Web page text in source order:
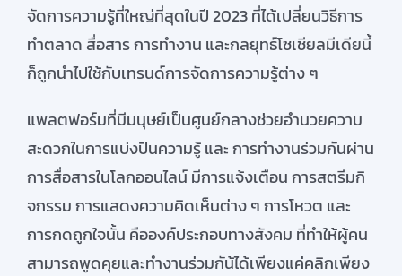
จัดการความรู้ที่ใหญ่ที่สุดในปี 2023 ที่ได้เปลี่ยนวิธีการ
ทำตลาด สื่อสาร การทำงาน และกลยุทธ์โซเชียลมีเดียนี้
ก็ถูกนำไปใช้กับเทรนด์การจัดการความรู้ต่าง ๆ
แพลตฟอร์มที่มีมนุษย์เป็นศูนย์กลางช่วยอำนวยความ
สะดวกในการแบ่งปันความรู้และการทำงานร่วมกันผ่าน
การสื่อสารในโลกออนไลน์มีการแจ้งเตือน การสตรีมกิ
จกรรม การแสดงความคิดเห็นต่าง ๆ การโหวต และ
การกดถูกใจนั้น คือองค์ประกอบทางสังคม ที่ทำให้ผู้คน
สามารถพูดคุยและทำงานร่วมกัน้ได้เพียงแค่คลิกเพียง